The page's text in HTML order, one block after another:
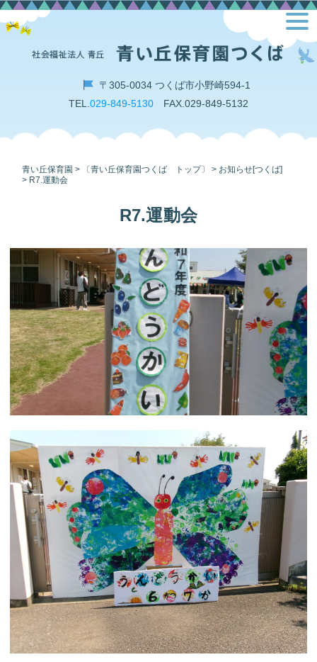
Skip
to
〒305-0034 つくば市小野崎594-1
TEL. 029-849-5130 FAX.029-849-5132
青い丘保育園 > 〔青い丘保育園つくば トップ〕 > お知らせ[つくば]
> R7.運動会
R7.運動会